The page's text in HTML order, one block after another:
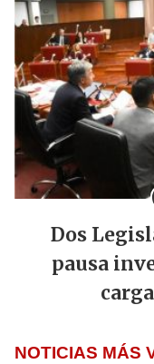
Dos
pausa
NOTICIAS MÁS